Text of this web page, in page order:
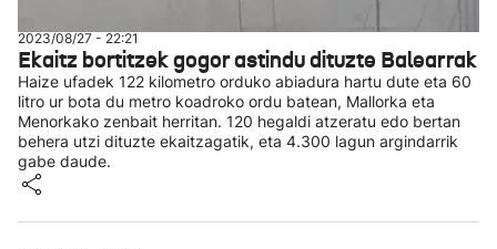
2023/08/27 - 22:21
Ekaitz bortitzek gogor astindu dituzte Balearrak
Haize ufadek 122 kilometro orduko abiadura hartu dute eta 60
litro ur bota du metro koadroko ordu batean, Mallorka eta
Menorkako zenbait herritan. 120 hegaldi atzeratu edo bertan
behera utzi dituzte ekaitzagatik, eta 4.300 lagun argindarrik
gabe daude.